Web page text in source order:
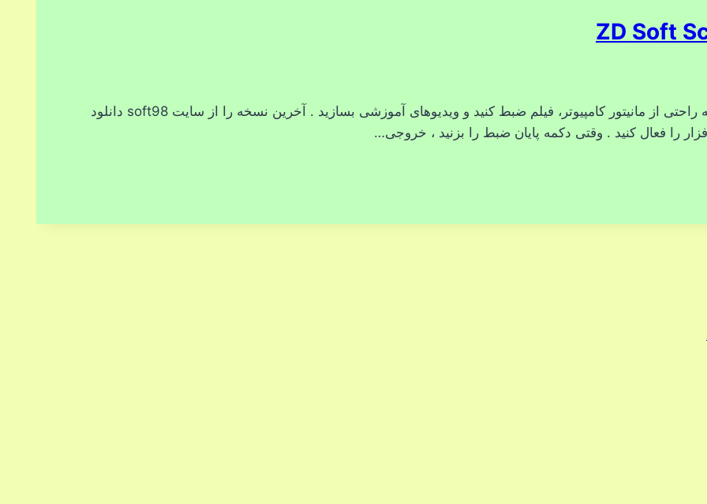
با نرم افزار ZD Soft Screen Recorder می توانید به راحتی از مانیتور کامپیوتر، فیلم ضبط کنید و ویدیوهای آموزشی بسازید . آخرین نسخه را از سایت soft98 دانلود
را فعال کنید . وقتی دکمه پایان ضبط را بزنید ، خروجی…